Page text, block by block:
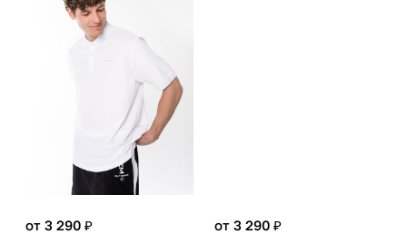
от 3 290 ₽
от 3 290 ₽